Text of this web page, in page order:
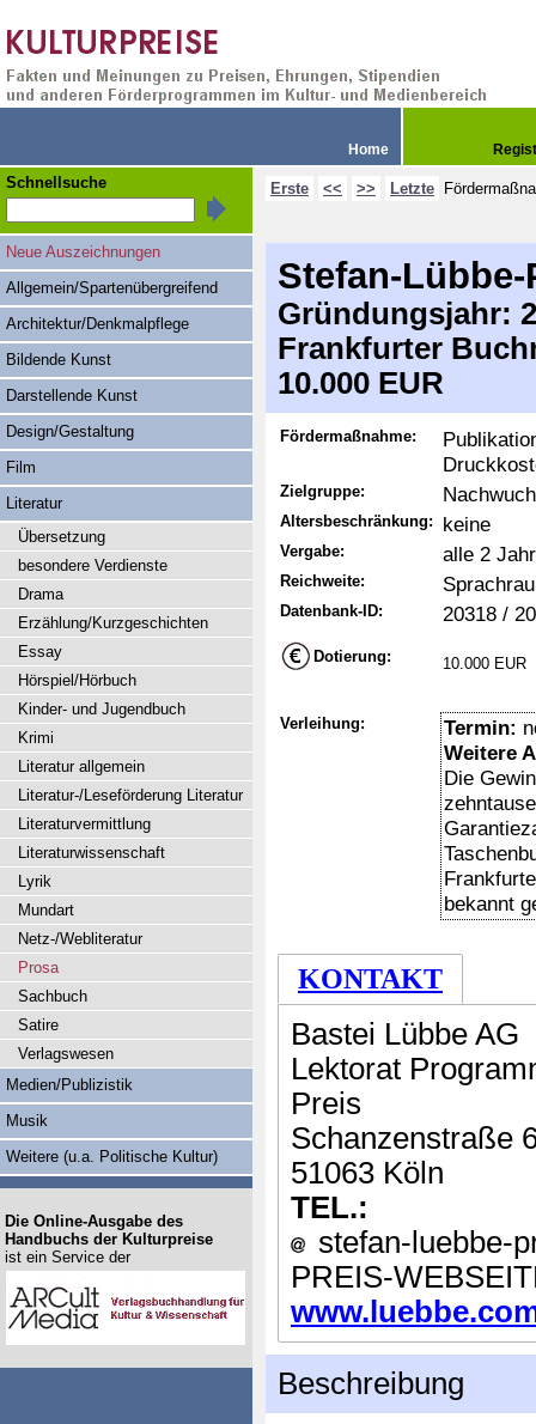
Home
Erste << >> Letzte
Stefan-
Gründungsjahr:
Frankfurter
10.000 EUR
Fördermaßnahme:
Zielgruppe:
Altersbeschränkung: keine
Vergabe: alle 2
Reichweite:
Datenbank-ID: 20318 /
Dotierung: 10.000 EUR
Verleihung: Termin:
Weitere
Die
bekannt
KONTAKT
Bastei Lübbe AG
Lektorat
Preis
Schanzenstraße
51063 Köln
TEL.:
stefan-luebbe-
PREIS-
Beschreibung
Schnellsuche
Neue Auszeichnungen
Allgemein/Spartenübergreifend
Architektur/Denkmalpflege
Bildende Kunst
Darstellende Kunst
Design/Gestaltung
Film
Literatur
Übersetzung
besondere Verdienste
Drama
Erzählung/Kurzgeschichten
Essay
Hörspiel/Hörbuch
Kinder- und Jugendbuch
Krimi
Literatur allgemein
Literatur-/Leseförderung Literatur
Literaturvermittlung
Literaturwissenschaft
Lyrik
Mundart
Netz-/Webliteratur
Prosa
Sachbuch
Satire
Verlagswesen
Medien/Publizistik
Musik
Weitere (u.a. Politische Kultur)
Die Online-Ausgabe des
Handbuchs der Kulturpreise
ist ein Service der